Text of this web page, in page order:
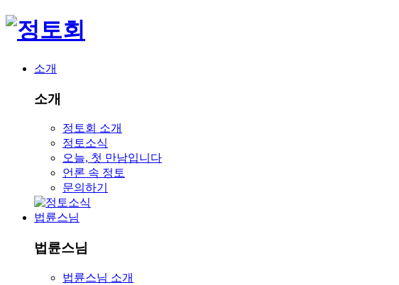
소개
소개
정토회 소개
정토소식
오늘, 첫 만남입니다
언론 속 정토
문의하기
법륜스님
법륜스님
법륜스님 소개